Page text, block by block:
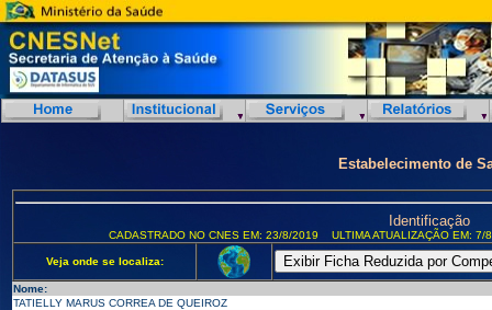
Estabelecimento de
Identificação
CADASTRADO NO CNES EM: 23/8/2019 ULTIMA ATUALIZAÇÃO EM:
Veja onde se localiza:
Nome:
TATIELLY MARUS CORREA DE QUEIROZ